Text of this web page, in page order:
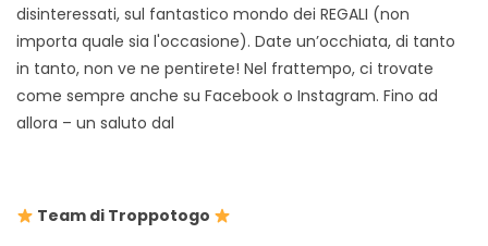
disinteressati, sul fantastico mondo dei REGALI (non
importa quale sia l'occasione). Date un’occhiata, di tanto
in tanto, non ve ne pentirete! Nel frattempo, ci trovate
come sempre anche su Facebook o Instagram. Fino ad
allora – un saluto dal
Team di Troppotogo